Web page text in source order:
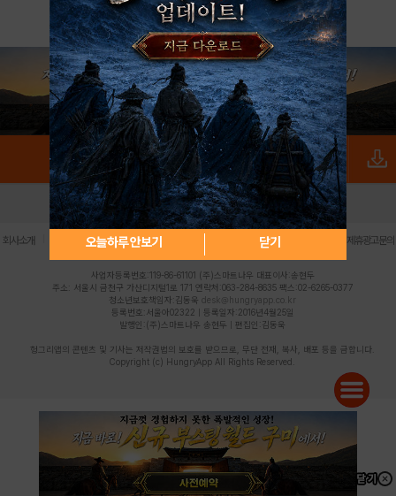
오늘하루 안보기 닫기
로그인 PC버전 전체앱
회사소개 | 개인정보 처리방침 불법촬영물 신고센터 제휴광고문의
사업자등록번호:119-86-61101 (주)스마트나우 대표이사:송현두
주소: 서울시 금천구 가산디지털1로 171 연락처:063-284-8635 팩스:02-6265-0377
청소년보호책임자:김동욱 desk@hungryapp.co.kr
등록번호:서울아02322 | 등록일자:2016년4월25일
발행인:(주)스마트나우 송현두 | 편집인:김동욱
헝그리앱의 콘텐츠 및 기사는 저작권법의 보호를 받으므로, 무단 전재, 복사, 배포 등을 금합니다.
Copyright (c) HungryApp All Rights Reserved.